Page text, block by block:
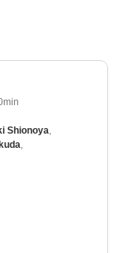
Shionoya